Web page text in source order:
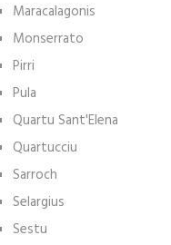
Maracalagonis
Monserrato
Pirri
Pula
Quartu Sant'Elena
Quartucciu
Sarroch
Selargius
Sestu